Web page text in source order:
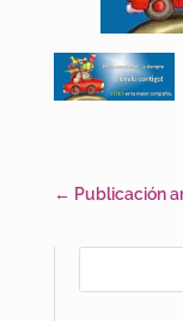
← Publicación